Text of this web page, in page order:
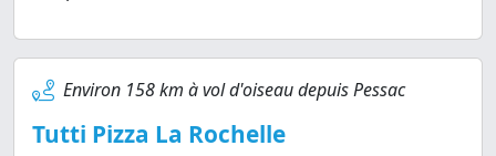
Environ 158 km à vol d'oiseau depuis Pessac
Tutti Pizza La Rochelle